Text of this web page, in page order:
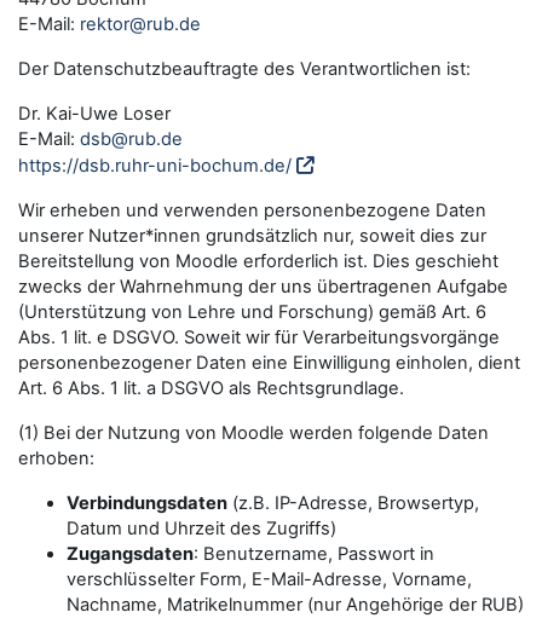
E-Mail: rektor@rub.de
Der Datenschutzbeauftragte des Verantwortlichen ist:
Dr. Kai-Uwe Loser
E-Mail: dsb@rub.de
https://dsb.ruhr-uni-bochum.de/
Wir erheben und verwenden personenbezogene Daten
unserer Nutzer*innen grundsätzlich nur, soweit dies zur
Bereitstellung von Moodle erforderlich ist. Dies geschieht
zwecks der Wahrnehmung der uns übertragenen Aufgabe
(Unterstützung von Lehre und Forschung) gemäß Art. 6
Abs. 1 lit. e DSGVO. Soweit wir für Verarbeitungsvorgänge
personenbezogener Daten eine Einwilligung einholen, dient
Art. 6 Abs. 1 lit. a DSGVO als Rechtsgrundlage.
(1) Bei der Nutzung von Moodle werden folgende Daten
erhoben:
Verbindungsdaten (z.B. IP-Adresse, Browsertyp,
Datum und Uhrzeit des Zugriffs)
Zugangsdaten: Benutzername, Passwort in
verschlüsselter Form, E-Mail-Adresse, Vorname,
Nachname, Matrikelnummer (nur Angehörige der RUB)